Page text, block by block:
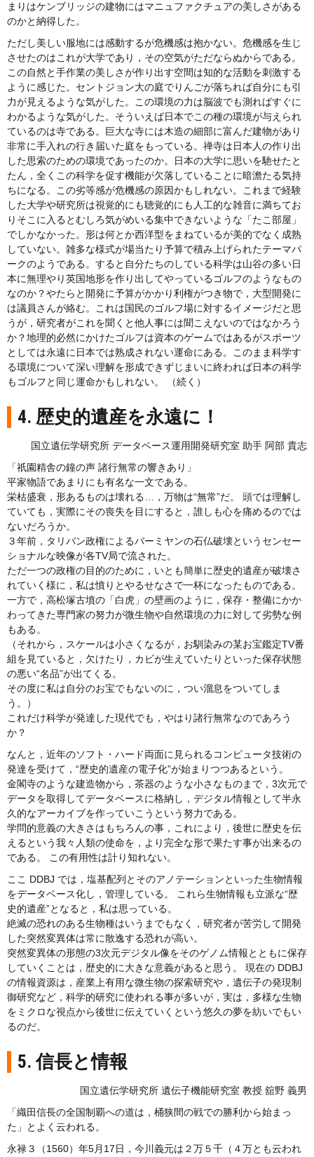
まりはケンブリッジの建物にはマニュファクチュアの美しさがある
のかと納得した。
ただし美しい服地には感動するが危機感は抱かない。危機感を生じ
させたのはこれが大学であり，その空気がただならぬからである。
この自然と手作業の美しさが作り出す空間は知的な活動を刺激する
ように感じた。セントジョン大の庭でりんごが落ちれば自分にも引
力が見えるような気がした。この環境の力は脳波でも測ればすぐに
わかるような気がした。そういえば日本でこの種の環境が与えられ
ているのは寺である。巨大な寺には木造の細部に富んだ建物があり
非常に手入れの行き届いた庭をもっている。禅寺は日本人の作り出
した思索のための環境であったのか。日本の大学に思いを馳せたと
たん，全くこの科学を促す機能が欠落していることに暗澹たる気持
ちになる。この劣等感が危機感の原因かもしれない。これまで経験
した大学や研究所は視覚的にも聴覚的にも人工的な雑音に満ちてお
りそこに入るとむしろ気がめいる集中できないような「たこ部屋」
でしかなかった。形は何とか西洋型をまねているが美的でなく成熟
していない。雑多な様式が場当たり予算で積み上げられたテーマパ
ークのようである。すると自分たちのしている科学は山谷の多い日
本に無理やり英国地形を作り出してやっているゴルフのようなもの
なのか？やたらと開発に予算がかかり利権がつき物で，大型開発に
は議員さんが絡む。これは国民のゴルフ場に対するイメージだと思
うが，研究者がこれを聞くと他人事には聞こえないのではなかろう
か？地理的必然にかけたゴルフは資本のゲームではあるがスポーツ
としては永遠に日本では熟成されない運命にある。このまま科学す
る環境について深い理解を形成できずじまいに終われば日本の科学
もゴルフと同じ運命かもしれない。 （続く）
4. 歴史的遺産を永遠に！
国立遺伝学研究所 データベース運用開発研究室 助手 阿部 貴志
「祇園精舎の鐘の声 諸行無常の響きあり」
平家物語であまりにも有名な一文である。
栄枯盛衰，形あるものは壊れる…，万物は“無常”だ。 頭では理解し
ていても，実際にその喪失を目にすると，誰しも心を痛めるのでは
ないだろうか。
３年前，タリバン政権によるバーミヤンの石仏破壊というセンセー
ショナルな映像が各TV局で流された。
ただ一つの政権の目的のために，いとも簡単に歴史的遺産が破壊さ
れていく様に，私は憤りとやるせなさで一杯になったものである。
一方で，高松塚古墳の「白虎」の壁画のように，保存・整備にかか
わってきた専門家の努力が微生物や自然環境の力に対して劣勢な例
もある。
（それから，スケールは小さくなるが，お馴染みの某お宝鑑定TV番
組を見ていると，欠けたり，カビが生えていたりといった保存状態
の悪い“名品”が出てくる。
その度に私は自分のお宝でもないのに，つい溜息をついてしま
う。）
これだけ科学が発達した現代でも，やはり諸行無常なのであろう
か？
なんと，近年のソフト・ハード両面に見られるコンピュータ技術の
発達を受けて，“歴史的遺産の電子化”が始まりつつあるという。
金閣寺のような建造物から，茶器のような小さなものまで，3次元で
データを取得してデータベースに格納し，デジタル情報として半永
久的なアーカイブを作っていこうという努力である。
学問的意義の大きさはもちろんの事，これにより，後世に歴史を伝
えるという我々人類の使命を，より完全な形で果たす事が出来るの
である。 この有用性は計り知れない。
ここ DDBJ では，塩基配列とそのアノテーションといった生物情報
をデータベース化し，管理している。 これら生物情報も立派な“歴
史的遺産”となると，私は思っている。
絶滅の恐れのある生物種はいうまでもなく，研究者が苦労して開発
した突然変異体は常に散逸する恐れが高い。
突然変異体の形態の3次元デジタル像をそのゲノム情報とともに保存
していくことは，歴史的に大きな意義があると思う。 現在の DDBJ
の情報資源は，産業上有用な微生物の探索研究や，遺伝子の発現制
御研究など，科学的研究に使われる事が多いが，実は，多様な生物
をミクロな視点から後世に伝えていくという悠久の夢を紡いでもい
るのだ。
5. 信長と情報
国立遺伝学研究所 遺伝子機能研究室 教授 舘野 義男
「織田信長の全国制覇への道は，桶狭間の戦での勝利から始まっ
た」とよく云われる。
永禄３（1560）年5月17日，今川義元は２万５千（４万とも云われ